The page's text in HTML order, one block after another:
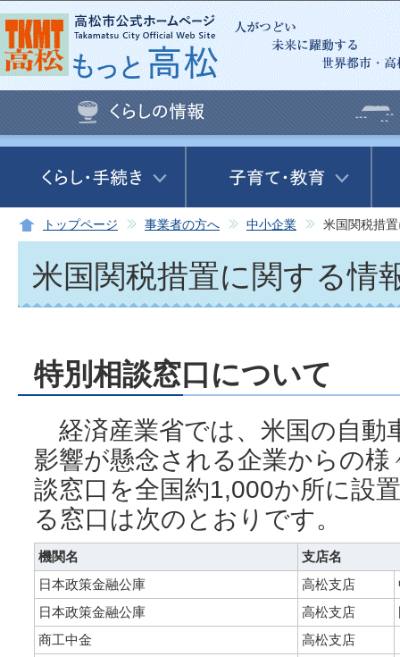
この
トップページ 事業者の方へ 中小企業 米国関税措
米国関税措置に関する情
特別相談窓口について
経済産業省では、米国の自動
影響が懸念される企業からの
談窓口を全国約1,000か所に設
る窓口は次のとおりです。
機関名
支店名
日本政策金融公庫
高松支店
日本政策金融公庫
高松支店
商工中金
高松支店